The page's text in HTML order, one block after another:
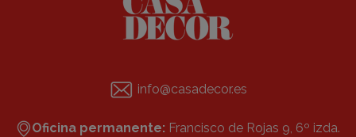
info@casadecor.es
Oficina permanente: Francisco de Rojas 9, 6º izda.